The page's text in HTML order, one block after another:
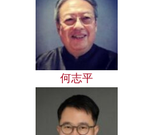
何志平